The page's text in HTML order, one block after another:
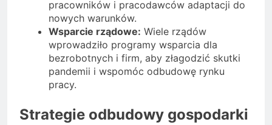
pracowników i pracodawców adaptacji do
nowych warunków.
Wsparcie rządowe: Wiele rządów
wprowadziło programy wsparcia dla
bezrobotnych i firm, aby złagodzić skutki
pandemii i wspomóc odbudowę rynku
pracy.
Strategie odbudowy gospodarki